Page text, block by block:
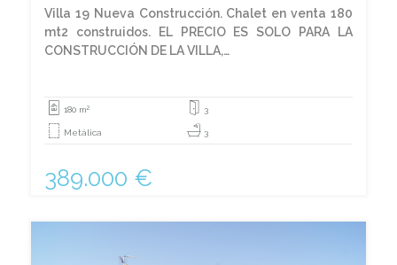
Villa 19 Nueva Construcción. Chalet en venta 180
mt2 construidos. EL PRECIO ES SOLO PARA LA
CONSTRUCCIÓN DE LA VILLA,…
180 m2
Metálica
3
3
389.000 €